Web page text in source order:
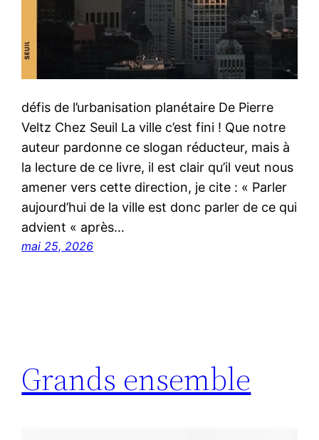
défis de l’urbanisation planétaire De Pierre
Veltz Chez Seuil La ville c’est fini ! Que notre
auteur pardonne ce slogan réducteur, mais à
la lecture de ce livre, il est clair qu’il veut nous
amener vers cette direction, je cite : « Parler
aujourd’hui de la ville est donc parler de ce qui
advient « après…
mai 25, 2026
Grands ensemble